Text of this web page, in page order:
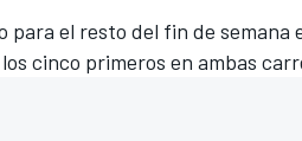
para el resto del fin de semana
cinco primeros en ambas